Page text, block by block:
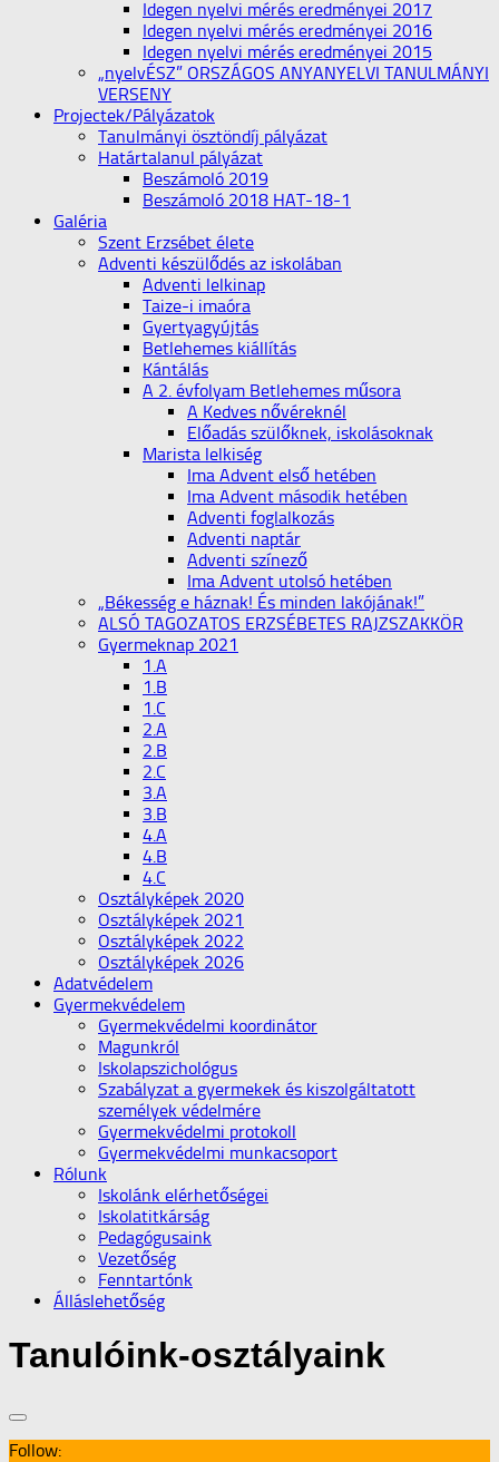
Idegen nyelvi mérés eredményei 2017
Idegen nyelvi mérés eredményei 2016
Idegen nyelvi mérés eredményei 2015
„nyelvÉSZ” ORSZÁGOS ANYANYELVI TANULMÁNYI
VERSENY
Projectek/Pályázatok
Tanulmányi ösztöndíj pályázat
Határtalanul pályázat
Beszámoló 2019
Beszámoló 2018 HAT-18-1
Galéria
Szent Erzsébet élete
Adventi készülődés az iskolában
Adventi lelkinap
Taize-i imaóra
Gyertyagyújtás
Betlehemes kiállítás
Kántálás
A 2. évfolyam Betlehemes műsora
A Kedves nővéreknél
Előadás szülőknek, iskolásoknak
Marista lelkiség
Ima Advent első hetében
Ima Advent második hetében
Adventi foglalkozás
Adventi naptár
Adventi színező
Ima Advent utolsó hetében
„Békesség e háznak! És minden lakójának!”
ALSÓ TAGOZATOS ERZSÉBETES RAJZSZAKKÖR
Gyermeknap 2021
1.A
1.B
1.C
2.A
2.B
2.C
3.A
3.B
4.A
4.B
4.C
Osztályképek 2020
Osztályképek 2021
Osztályképek 2022
Osztályképek 2026
Adatvédelem
Gyermekvédelem
Gyermekvédelmi koordinátor
Magunkról
Iskolapszichológus
Szabályzat a gyermekek és kiszolgáltatott
személyek védelmére
Gyermekvédelmi protokoll
Gyermekvédelmi munkacsoport
Rólunk
Iskolánk elérhetőségei
Iskolatitkárság
Pedagógusaink
Vezetőség
Fenntartónk
Álláslehetőség
Tanulóink-osztályaink
Follow: